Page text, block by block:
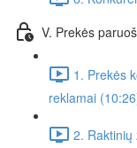
V. Prekės
1. Prekės
reklamai
2. Raktinių